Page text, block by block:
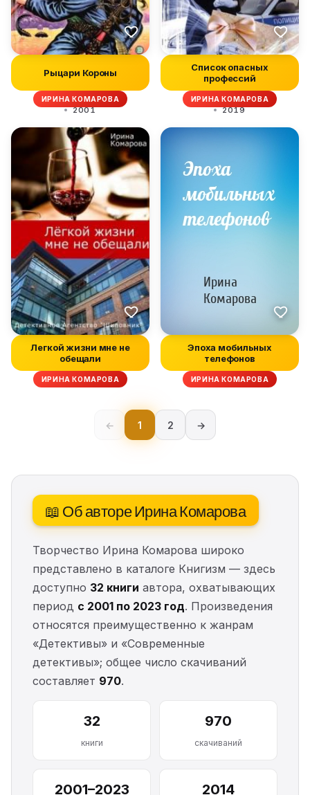
Рыцари Короны
ИРИНА КОМАРОВА
2001
Список опасных
профессий
ИРИНА КОМАРОВА
2019
Легкой жизни мне не
обещали
ИРИНА КОМАРОВА
Эпоха мобильных
телефонов
ИРИНА КОМАРОВА
← 1 2 →
📖 Об авторе Ирина Комарова
Творчество Ирина Комарова широко
представлено в каталоге Книгизм — здесь
доступно 32 книги автора, охватывающих
период с 2001 по 2023 год. Произведения
относятся преимущественно к жанрам
«Детективы» и «Современные
детективы»; общее число скачиваний
составляет 970.
32
книги
970
скачиваний
2001–2023 2014